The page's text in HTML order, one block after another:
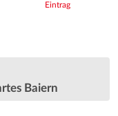
Eintrag
Baiern